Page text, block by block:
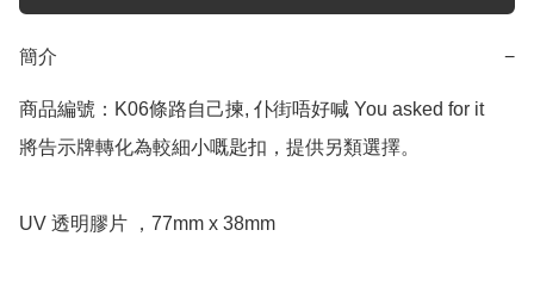
簡介 −
商品編號：K06條路自己揀, 仆街唔好喊 You asked for it
將告示牌轉化為較細小嘅匙扣，提供另類選擇。
UV 透明膠片 ，77mm x 38mm